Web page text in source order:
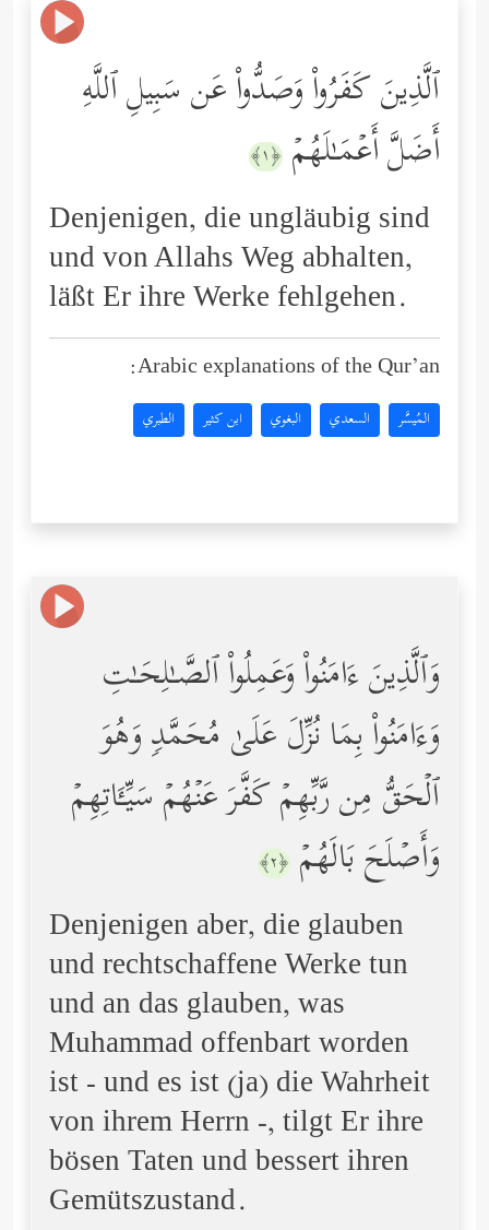
ٱلَّذِینَ كَفَرُواْ وَصَدُّواْ عَن سَبِیلِ ٱللَّهِ
أَضَلَّ أَعۡمَـٰلَهُمۡ ﴿١﴾
Denjenigen, die ungläubig sind
und von Allahs Weg abhalten,
läßt Er ihre Werke fehlgehen.
Arabic explanations of the Qur’an:
المُيسَّر السعدي البغوي ابن كثير الطبري
وَٱلَّذِینَ ءَامَنُواْ وَعَمِلُواْ ٱلصَّـٰلِحَـٰتِ
وَءَامَنُواْ بِمَا نُزِّلَ عَلَىٰ مُحَمَّدࣲ وَهُوَ
ٱلۡحَقُّ مِن رَّبِّهِمۡ كَفَّرَ عَنۡهُمۡ سَیِّـَٔاتِهِمۡ
وَأَصۡلَحَ بَالَهُمۡ ﴿٢﴾
Denjenigen aber, die glauben
und rechtschaffene Werke tun
und an das glauben, was
Muhammad offenbart worden
ist - und es ist (ja) die Wahrheit
von ihrem Herrn -, tilgt Er ihre
bösen Taten und bessert ihren
Gemütszustand.